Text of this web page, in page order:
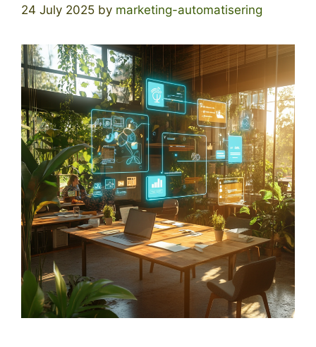
24 July 2025 by marketing-automatisering